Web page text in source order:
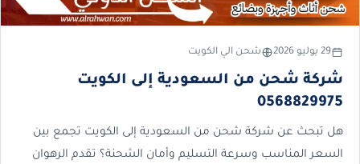
29 يوليو 2026 شحن الي الكويت
شركة شحن من السعودية إلى الكويت
0568829975
هل تبحث عن شركة شحن من السعودية إلى الكويت تجمع بين
السعر المناسب وسرعة التسليم وأمان الشحنة؟ تقدم الرهوان